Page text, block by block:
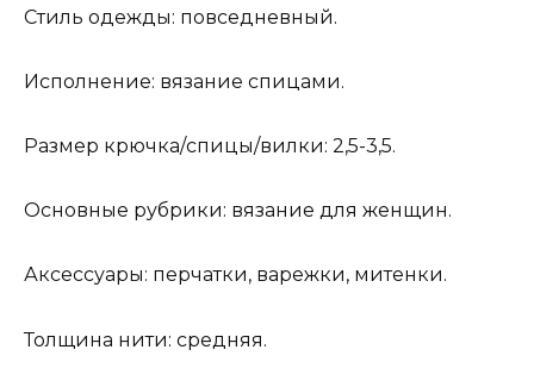
Стиль одежды: повседневный.
Исполнение: вязание спицами.
Размер крючка/спицы/вилки: 2,5-3,5.
Основные рубрики: вязание для женщин.
Аксессуары: перчатки, варежки, митенки.
Толщина нити: средняя.